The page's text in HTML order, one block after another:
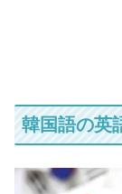
韓国語の英